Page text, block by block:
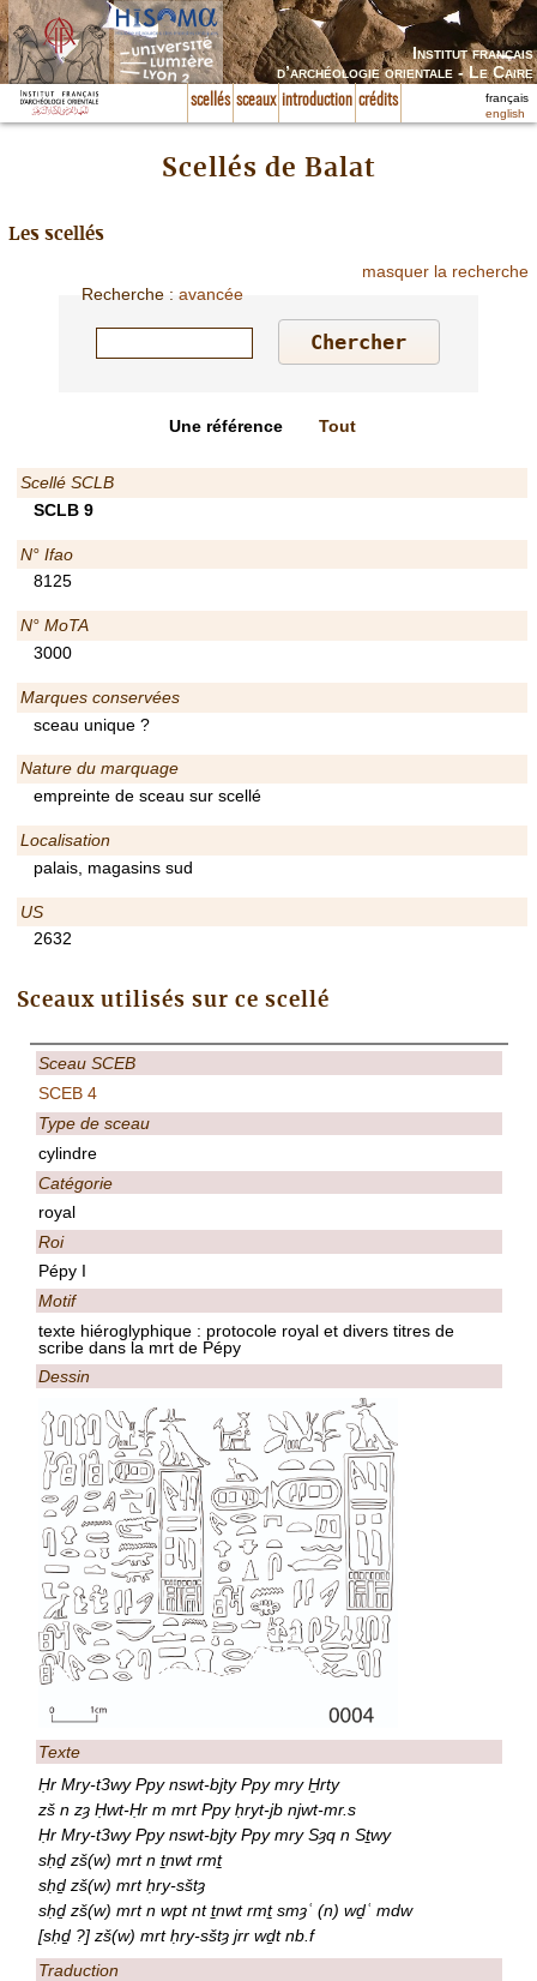
Institut français
d’archéologie orientale - Le Caire
scellés sceaux introduction crédits
français
english
Scellés de Balat
Les scellés
masquer la recherche
Recherche :avancée
Une référence Tout
Scellé SCLB
SCLB 9
N° Ifao
8125
N° MoTA
3000
Marques conservées
sceau unique ?
Nature du marquage
empreinte de sceau sur scellé
Localisation
palais, magasins sud
US
2632
Sceaux utilisés sur ce scellé
Sceau SCEB
SCEB 4
Type de sceau
cylindre
Catégorie
royal
Roi
Pépy I
Motif
texte hiéroglyphique : protocole royal et divers titres de
scribe dans la mrt de Pépy
Dessin
Texte
Ḥr Mry-t3wy Ppy nswt-bjty Ppy mry H̱rty
zš n zȝ Ḥwt-Ḥr m mrt Ppy ḥryt-jb njwt-mr.s
Ḥr Mry-t3wy Ppy nswt-bjty Ppy mry Sȝq n Sṯwy
sḥḏ zš(w) mrt n ṯnwt rmṯ
sḥḏ zš(w) mrt ḥry-sštȝ
sḥḏ zš(w) mrt n wpt nt ṯnwt rmṯ smȝʿ (n) wḏʿ mdw
[sḥḏ ?] zš(w) mrt ḥry-sštȝ jrr wḏt nb.f
Traduction